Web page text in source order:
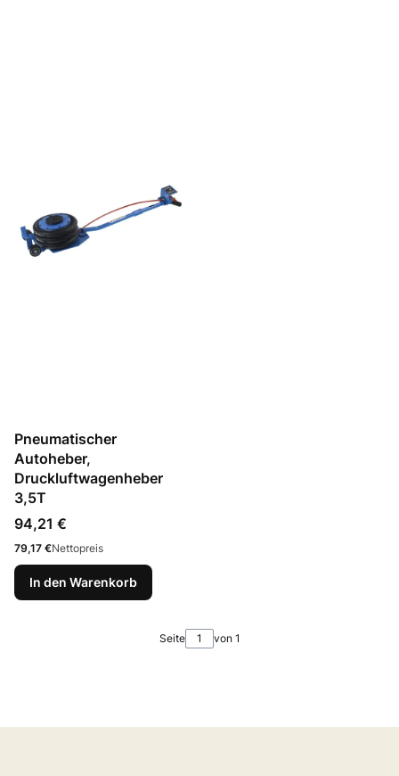
Pneumatischer
Autoheber,
Druckluftwagenheber
3,5T
Preis
94,21 €
Preis
79,17 €Nettopreis
In den Warenkorb
Seite von 1